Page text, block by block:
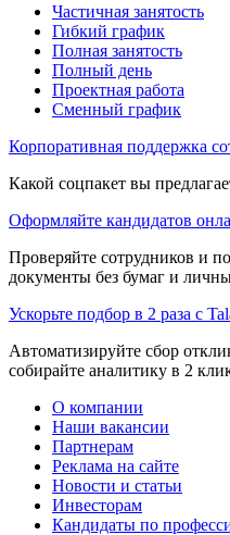
Частичная занятость
Гибкий график
Полная занятость
Полный день
Проектная работа
Сменный график
Корпоративная поддержка
Какой соцпакет вы
Оформляйте кандидатов
Проверяйте сотрудников и
документы без бумаг и
Ускорьте подбор в 2 раза с
Автоматизируйте сбор
собирайте аналитику в 2
О компании
Наши вакансии
Партнерам
Реклама на сайте
Новости и статьи
Инвесторам
Кандидаты по